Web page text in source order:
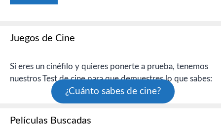
Juegos de Cine
Si eres un cinéfilo y quieres ponerte a prueba, tenemos
nuestros Test de cine para que demuestres lo que sabes:
¿Cuánto sabes de cine?
Películas Buscadas